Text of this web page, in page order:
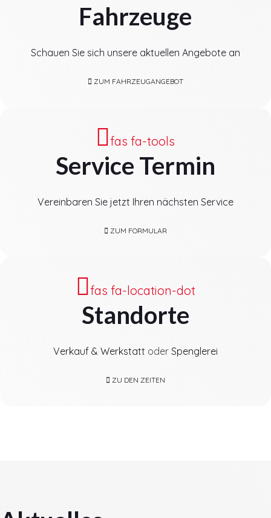
Fahrzeuge
Schauen Sie sich unsere aktuellen Angebote an
ZUM FAHRZEUGANGEBOT
fas fa-tools
Service Termin
Vereinbaren Sie jetzt Ihren nächsten Service
ZUM FORMULAR
fas fa-location-dot
Standorte
Verkauf & Werkstatt oder Spenglerei
ZU DEN ZEITEN